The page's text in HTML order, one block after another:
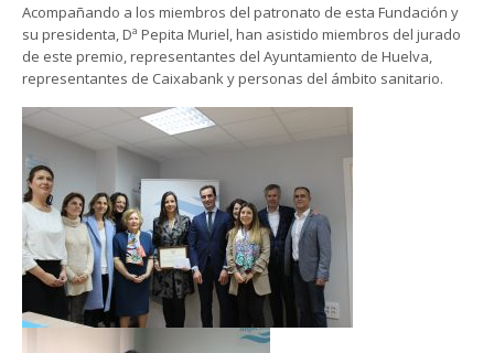
Acompañando a los miembros del patronato de esta Fundación y
su presidenta, Dª Pepita Muriel, han asistido miembros del jurado
de este premio, representantes del Ayuntamiento de Huelva,
representantes de Caixabank y personas del ámbito sanitario.